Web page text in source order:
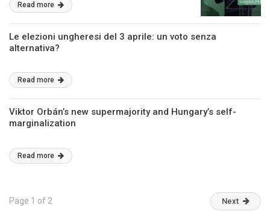
Read more
Le elezioni ungheresi del 3 aprile: un voto senza
alternativa?
Read more
Viktor Orbán’s new supermajority and Hungary’s self-
marginalization
Read more
Page 1 of 2 Next